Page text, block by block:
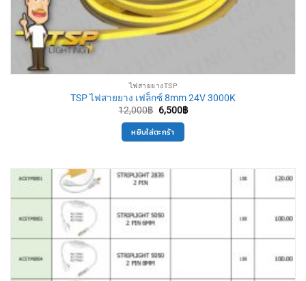
ไฟสายยางTSP
TSP ไฟสายยาง เฟล็กซ์ 8mm 24V 3000K
12,000฿ Original
price
was:
12,000฿.
6,500฿Current
หยิบใส่ตะกร้า